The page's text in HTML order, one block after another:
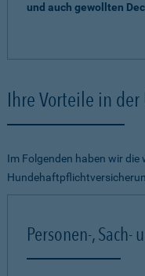
und auch gewollten
Ihre Vorteile in der
Im Folgenden haben wir
Personen-, Sach-